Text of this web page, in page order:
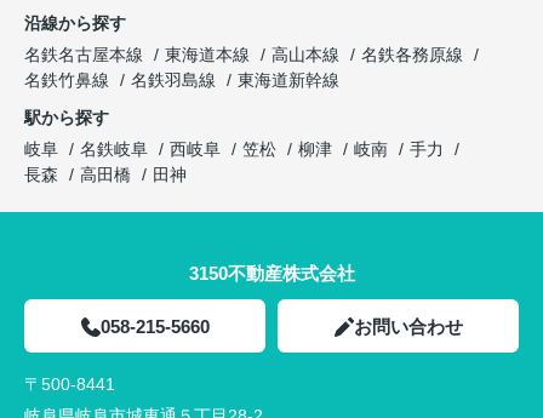
沿線から探す
名鉄名古屋本線
東海道本線 高山本線
名鉄各務原線
名鉄竹鼻線
名鉄羽島線
東海道新幹線
駅から探す
岐阜
名鉄岐阜 西岐阜 笠松 柳津 岐南
手力
長森
高田橋 田神
3150不動産株式会社
058-215-5660 お問い合わせ
〒500-8441